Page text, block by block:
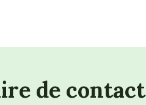
de contact